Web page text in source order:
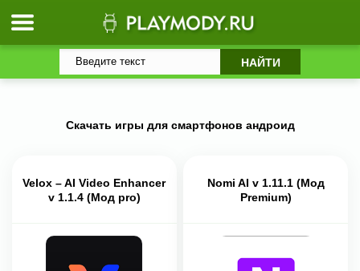
Скачать игры для смартфонов андроид
Velox – AI Video Enhancer
v 1.1.4 (Мод pro)
Nomi AI v 1.11.1 (Мод
Premium)